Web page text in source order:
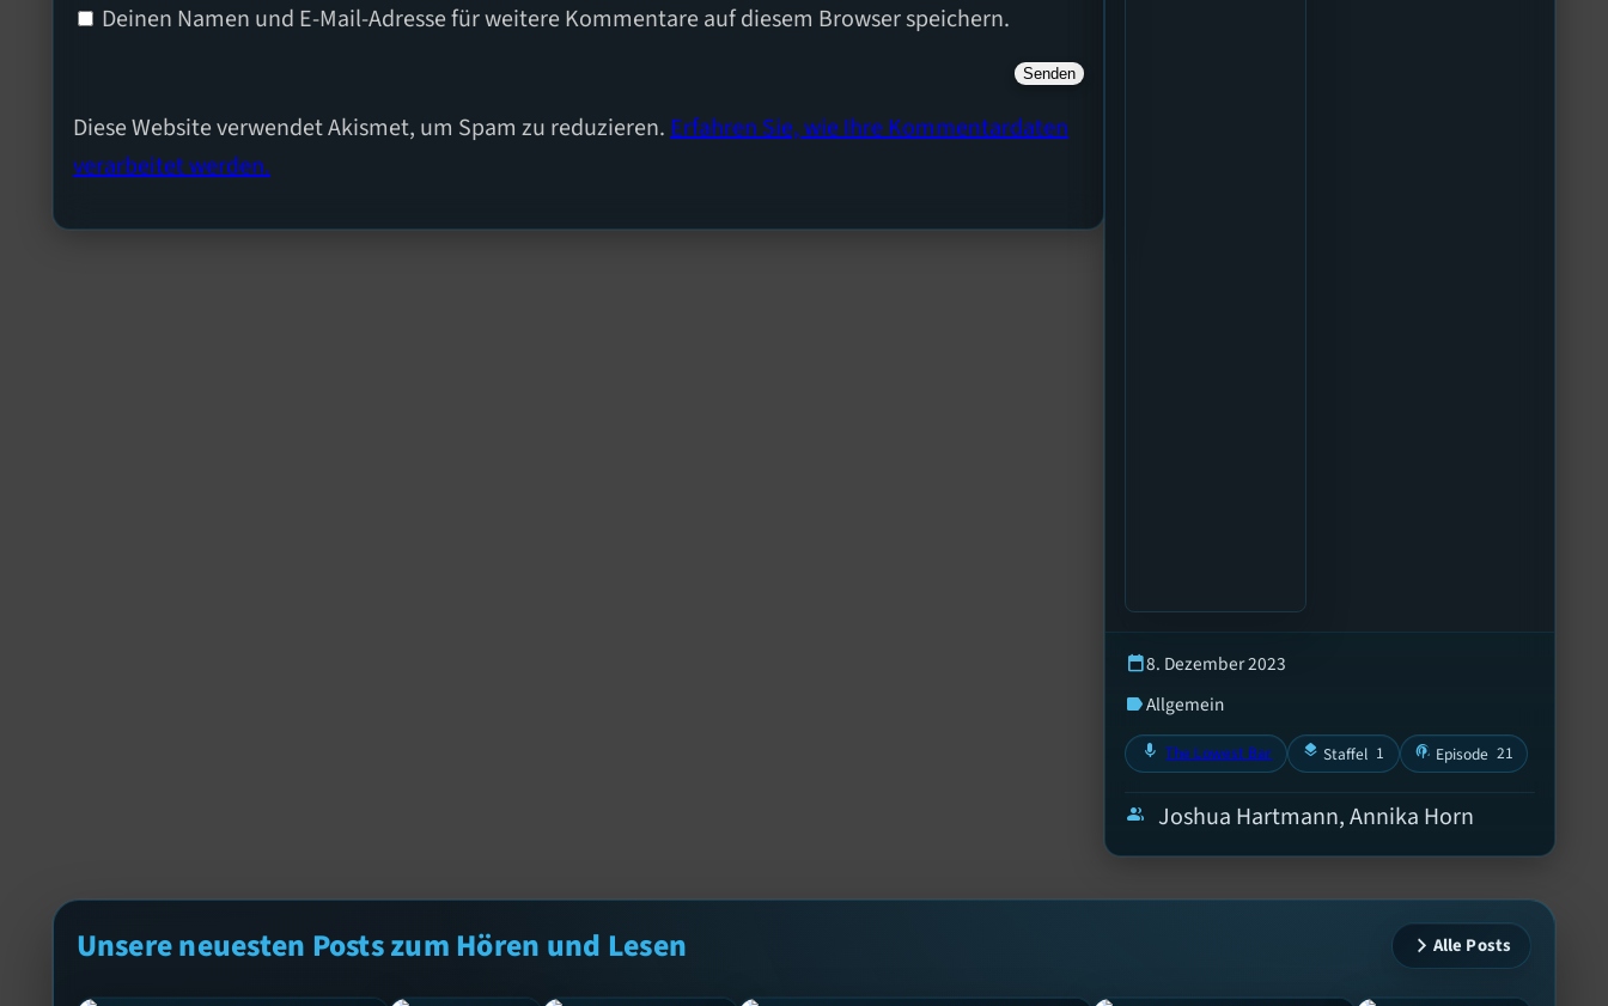
Deinen Namen und E-Mail-Adresse für weitere Kommentare auf diesem Browser speichern.
Diese Website verwendet Akismet, um Spam zu reduzieren.Erfahren Sie, wie Ihre Kommentardaten
verarbeitet werden.
calendar_today8. Dezember 2023
labelAllgemein
mic The Lowest Bar layers Staffel 1 podcasts Episode 21
group Joshua Hartmann, Annika Horn
Unsere neuesten Posts zum Hören und Lesen Alle Posts